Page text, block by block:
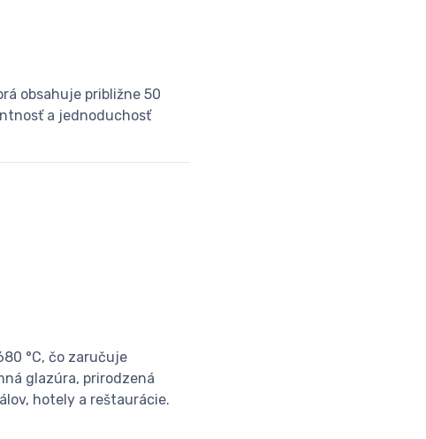
obsahuje približne 50
a jednoduchosť
°C, čo zaručuje
glazúra, prirodzená
hotely a reštaurácie.